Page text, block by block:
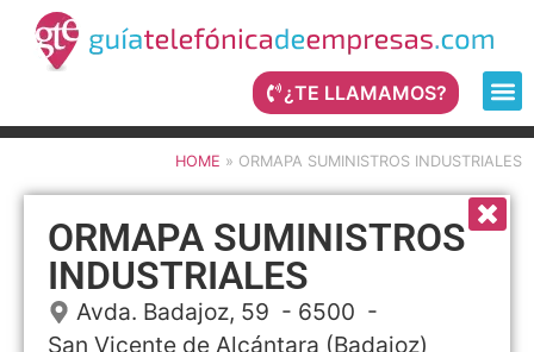
¿TE LLAMAMOS?
HOME » ORMAPA SUMINISTROS INDUSTRIALES
ORMAPA SUMINISTROS
INDUSTRIALES
Avda. Badajoz, 59 - 6500 -
San Vicente de Alcántara (Badajoz)